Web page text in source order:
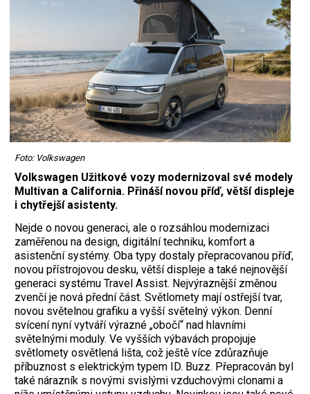
Foto: Volkswagen
Volkswagen Užitkové vozy modernizoval své modely
Multivan a California. Přináší novou příď, větší displeje
i chytřejší asistenty.
Nejde o novou generaci, ale o rozsáhlou modernizaci
zaměřenou na design, digitální techniku, komfort a
asistenční systémy. Oba typy dostaly přepracovanou příď,
novou přístrojovou desku, větší displeje a také nejnovější
generaci systému Travel Assist. Nejvýraznější změnou
zvenčí je nová přední část. Světlomety mají ostřejší tvar,
novou světelnou grafiku a vyšší světelný výkon. Denní
svícení nyní vytváří výrazné „obočí“ nad hlavními
světelnými moduly. Ve vyšších výbavách propojuje
světlomety osvětlená lišta, což ještě více zdůrazňuje
příbuznost s elektrickým typem ID. Buzz. Přepracován byl
také nárazník s novými svislými vzduchovými clonami a